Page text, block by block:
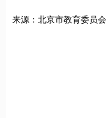
来源：北京市教育委员会